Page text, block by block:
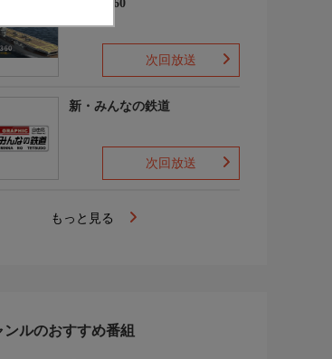
バトル360
次回放送
新・みんなの鉄道
次回放送
もっと見る
ンルのおすすめ番組